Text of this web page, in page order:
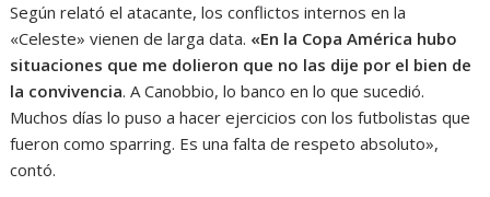
Según relató el atacante, los conflictos internos en la
«Celeste» vienen de larga data. «En la Copa América hubo
situaciones que me dolieron que no las dije por el bien de
la convivencia. A Canobbio, lo banco en lo que sucedió.
Muchos días lo puso a hacer ejercicios con los futbolistas que
fueron como sparring. Es una falta de respeto absoluto»,
contó.